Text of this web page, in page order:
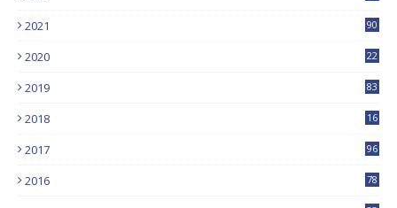
2021 90
2020
22
2019
83
2018
16
2017
96
2016
78